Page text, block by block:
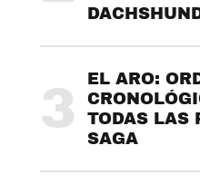
3
EL ARO:
TODAS LAS
SAGA